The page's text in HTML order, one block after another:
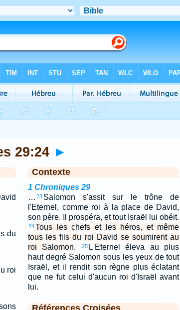
29:24 ►
du
roi
Contexte
1 Chroniques 29
… 23 Salomon s'assit sur le trône de
l'Eternel, comme roi à la place de David,
son père. Il prospéra, et tout Israël lui obéit.
24Tous les chefs et les héros, et même
tous les fils du roi David se soumirent au
roi Salomon.
25 L'Eternel éleva au plus
haut degré Salomon sous les yeux de tout
Israël, et il rendit son règne plus éclatant
que ne fut celui d'aucun roi d'Israël avant
lui.
Références Croisées